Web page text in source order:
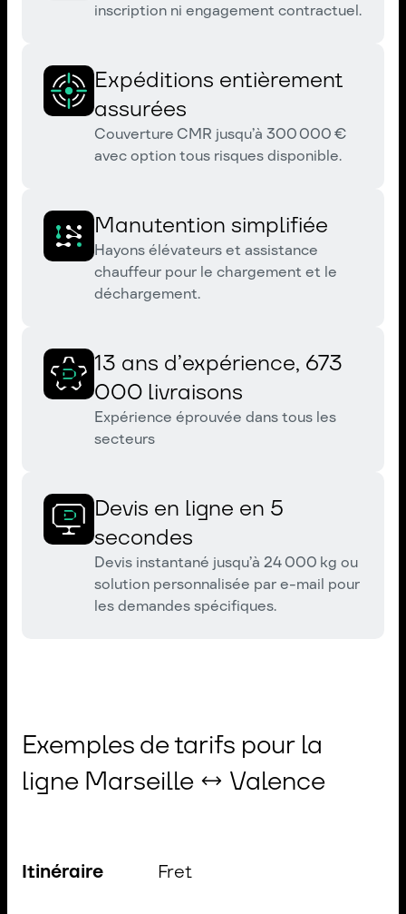
inscription ni engagement contractuel.
Expéditions entièrement
assurées
Couverture CMR jusqu’à 300 000 €
avec option tous risques disponible.
Manutention simplifiée
Hayons élévateurs et assistance
chauffeur pour le chargement et le
déchargement.
13 ans d’expérience, 673
000 livraisons
Expérience éprouvée dans tous les
secteurs
Devis en ligne en 5
secondes
Devis instantané jusqu’à 24 000 kg ou
solution personnalisée par e-mail pour
les demandes spécifiques.
Exemples de tarifs pour la
ligne Marseille ↔ Valence
Itinéraire Fret